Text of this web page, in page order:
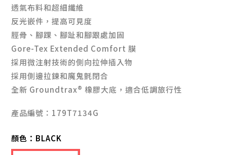
透氣布料和超細纖維
反光嵌件，提高可見度
脛骨、腳踝、腳趾和腳跟處加固
Gore-Tex Extended Comfort 膜
採用微注射技術的側向拉伸插入物
採用側邊拉鍊和魔鬼氈閉合
全新 Groundtrax® 橡膠大底，適合低調旅行性
產品編號：179T7134G
顏色： BLACK